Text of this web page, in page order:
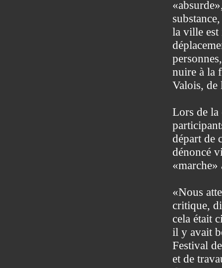
la ville est
nuire à la
Valois,
Lors de
départ de
dénoncé
«marche»
«Nous
critique,
cela était
il y avait
Festival
et de